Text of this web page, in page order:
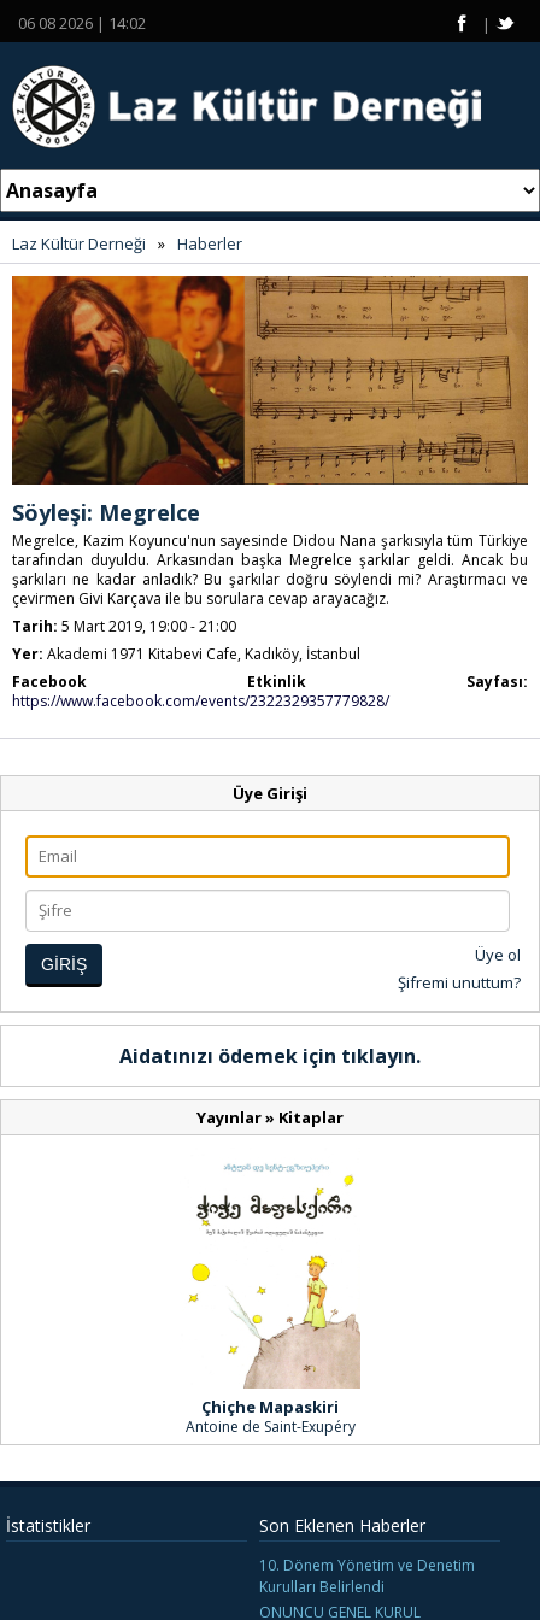
06 08 2026 | 14:02 |
Laz Kültür Derneği » Haberler
Söyleşi: Megrelce
Megrelce, Kazim Koyuncu'nun sayesinde Didou Nana şarkısıyla tüm Türkiye
tarafından duyuldu. Arkasından başka Megrelce şarkılar geldi. Ancak bu
şarkıları ne kadar anladık? Bu şarkılar doğru söylendi mi? Araştırmacı ve
çevirmen Givi Karçava ile bu sorulara cevap arayacağız.
Tarih: 5 Mart 2019, 19:00 - 21:00
Yer: Akademi 1971 Kitabevi Cafe, Kadıköy, İstanbul
Facebook Etkinlik Sayfası:
https://www.facebook.com/events/2322329357779828/
Üye Girişi
GİRİŞ
Üye ol
Şifremi unuttum?
Aidatınızı ödemek için tıklayın.
Yayınlar» Kitaplar
Çhiçhe Mapaskiri
Antoine de Saint-Exupéry
İstatistikler Son Eklenen Haberler
10. Dönem Yönetim ve Denetim
Kurulları Belirlendi
ONUNCU GENEL KURUL